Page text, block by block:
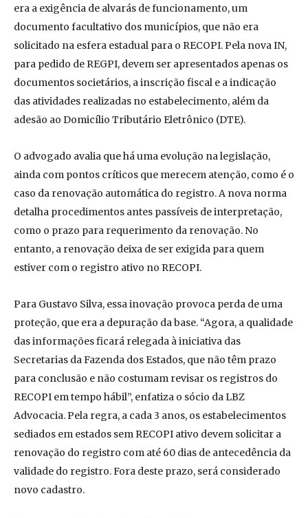
era a exigência de alvarás de funcionamento, um
documento facultativo dos municípios, que não era
solicitado na esfera estadual para o RECOPI. Pela nova IN,
para pedido de REGPI, devem ser apresentados apenas os
documentos societários, a inscrição fiscal e a indicação
das atividades realizadas no estabelecimento, além da
adesão ao Domicílio Tributário Eletrônico (DTE).
O advogado avalia que há uma evolução na legislação,
ainda com pontos críticos que merecem atenção, como é o
caso da renovação automática do registro. A nova norma
detalha procedimentos antes passíveis de interpretação,
como o prazo para requerimento da renovação. No
entanto, a renovação deixa de ser exigida para quem
estiver com o registro ativo no RECOPI.
Para Gustavo Silva, essa inovação provoca perda de uma
proteção, que era a depuração da base. “Agora, a qualidade
das informações ficará relegada à iniciativa das
Secretarias da Fazenda dos Estados, que não têm prazo
para conclusão e não costumam revisar os registros do
RECOPI em tempo hábil”, enfatiza o sócio da LBZ
Advocacia. Pela regra, a cada 3 anos, os estabelecimentos
sediados em estados sem RECOPI ativo devem solicitar a
renovação do registro com até 60 dias de antecedência da
validade do registro. Fora deste prazo, será considerado
novo cadastro.